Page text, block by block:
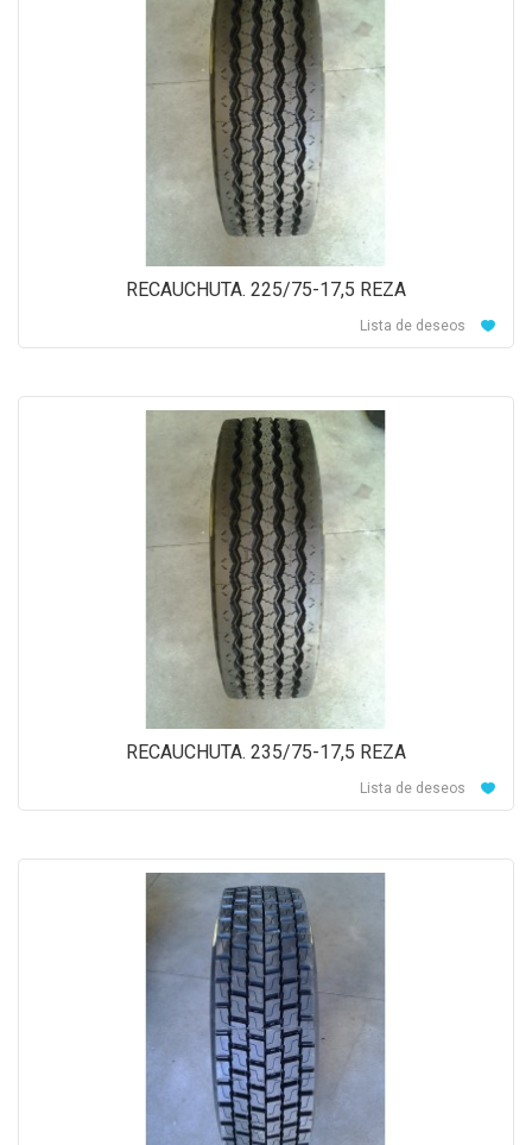
RECAUCHUTA. 225/75-17,5 REZA
Lista de deseos
RECAUCHUTA. 235/75-17,5 REZA
Lista de deseos